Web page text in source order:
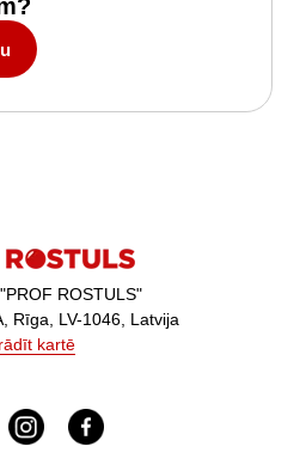
ROSTULS"
Rīga, LV-1046, Latvija
kartē